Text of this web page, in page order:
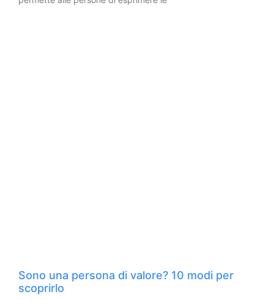
Sono una persona di valore? 10 modi per
scoprirlo